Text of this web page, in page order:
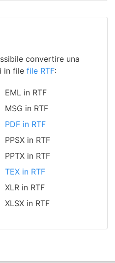
convertire una
in file file RTF:
EML in RTF
MSG in RTF
PDF in RTF
PPSX in RTF
PPTX in RTF
TEX in RTF
XLR in RTF
XLSX in RTF